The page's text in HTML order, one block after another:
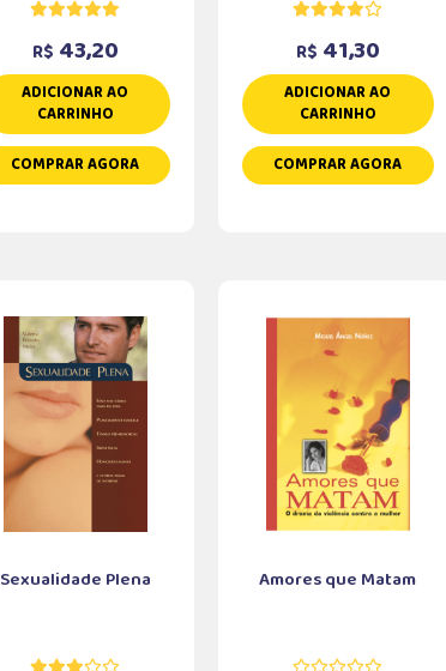
R$ 43,20
ADICIONAR AO
CARRINHO
COMPRAR AGORA
R$ 41,30
ADICIONAR AO
CARRINHO
COMPRAR AGORA
Sexualidade Plena Amores que Matam